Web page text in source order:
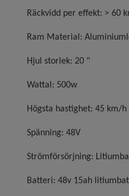
Räckvidd per effekt: > 60
Ram Material:
Hjul storlek: 20 "
Wattal: 500w
Högsta hastighet: 45 km/h
Spänning: 48V
Strömförsörjning:
Batteri: 48v 15ah